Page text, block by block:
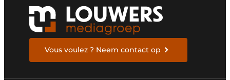
Vous voulez ? Neem contact op